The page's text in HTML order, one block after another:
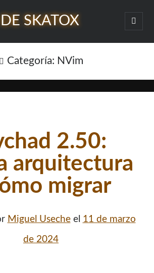
SKATOX
abrir
menú
Categoría: NVim
2.50:
arquitectura
migrar
Miguel Usecheel 11 de marzo
de 2024